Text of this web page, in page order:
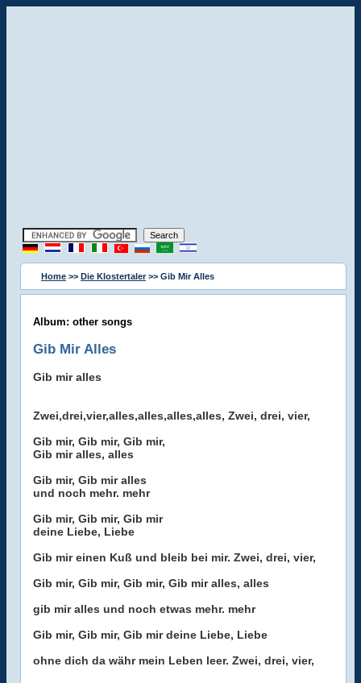
Home >> Die Klostertaler>> Gib Mir Alles
Album: other songs
Gib Mir Alles
Gib mir alles
Zwei,drei,vier,alles,alles,alles,alles, Zwei, drei, vier,
Gib mir, Gib mir, Gib mir,
Gib mir alles, alles
Gib mir, Gib mir alles
und noch mehr. mehr
Gib mir, Gib mir, Gib mir
deine Liebe, Liebe
Gib mir einen Kuß und bleib bei mir. Zwei, drei, vier,
Gib mir, Gib mir, Gib mir, Gib mir alles, alles
gib mir alles und noch etwas mehr. mehr
Gib mir, Gib mir, Gib mir deine Liebe, Liebe
ohne dich da währ mein Leben leer. Zwei, drei, vier,